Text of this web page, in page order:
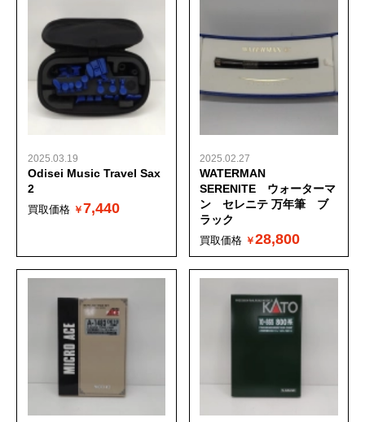
2025.03.19
Odisei Music Travel Sax
2
買取価格 7,440
2025.02.27
WATERMAN
SERENITE ウォーターマ
ン セレニテ 万年筆 ブ
ラック
買取価格 28,800